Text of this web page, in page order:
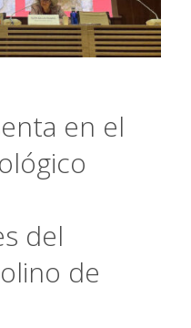
en el
del
de